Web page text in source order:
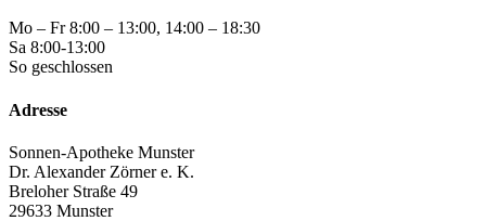
Mo – Fr 8:00 – 13:00, 14:00 – 18:30
Sa 8:00-13:00
So geschlossen
Adresse
Sonnen-Apotheke Munster
Dr. Alexander Zörner e. K.
Breloher Straße 49
29633 Munster